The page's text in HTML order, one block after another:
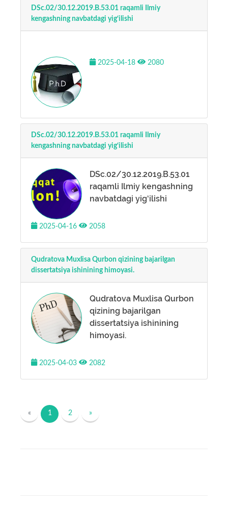
DSc.02/30.12.2019.B.53.01 raqamli Ilmiy
kengashning navbatdagi yig‘ilishi
2025-04-18 2080
DSc.02/30.12.2019.B.53.01 raqamli Ilmiy
kengashning navbatdagi yig‘ilishi
DSc.02/30.12.2019.B.53.01
raqamli Ilmiy kengashning
navbatdagi yig‘ilishi
2025-04-16 2058
Qudratova Muxlisa Qurbon qizining bajarilgan
dissertatsiya ishinining himoyasi.
Qudratova Muxlisa Qurbon
qizining bajarilgan
dissertatsiya ishinining
himoyasi.
2025-04-03 2082
« 1 2 »